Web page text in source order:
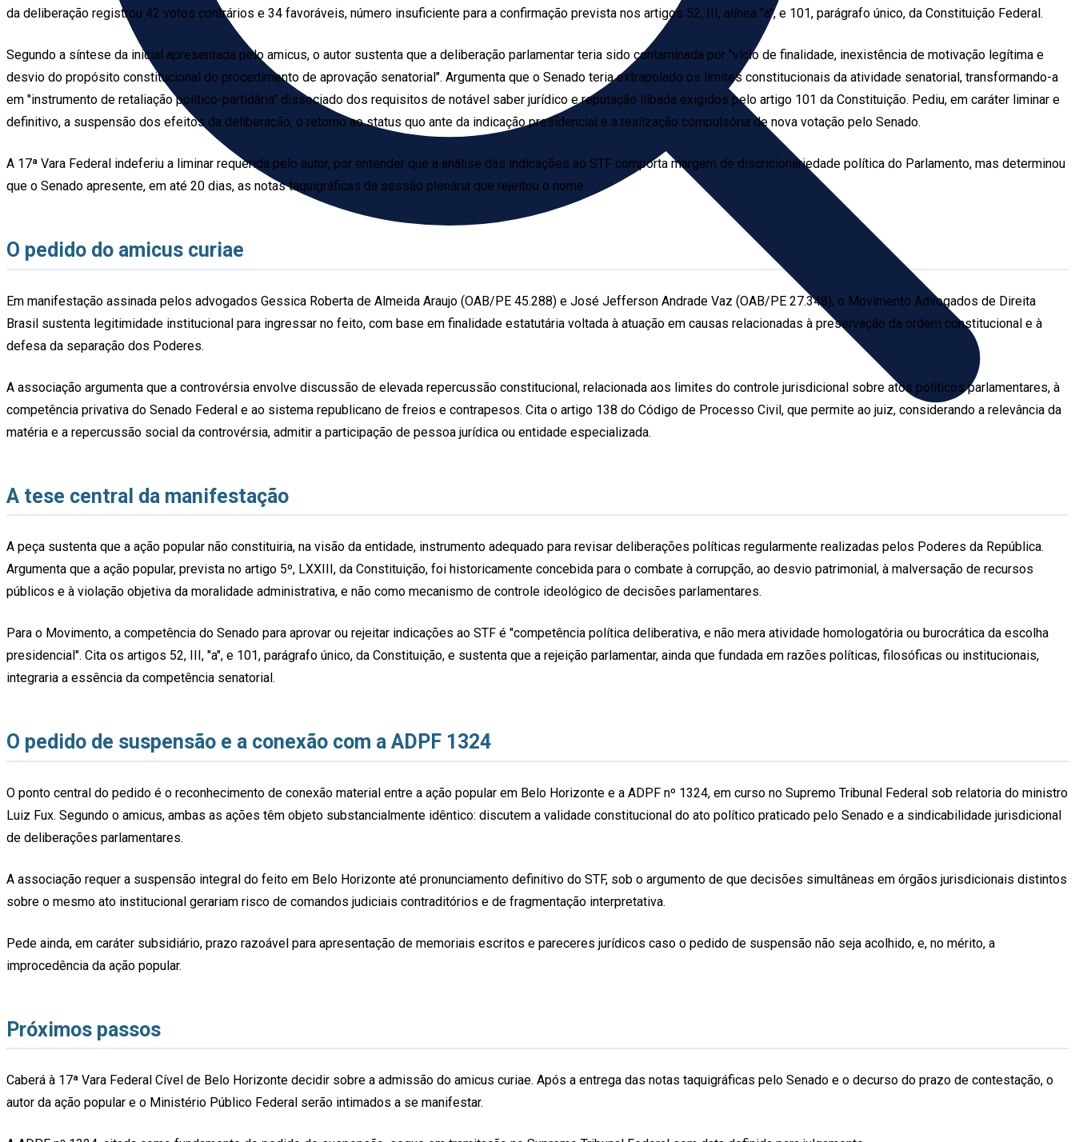
da deliberação registrou 42 votos contrários e 34 favoráveis, número insuficiente para a confirmação prevista nos artigos 52, III, alínea "a", e 101, parágrafo único, da Constituição Federal.
Segundo a síntese da inicial apresentada pelo amicus, o autor sustenta que a deliberação parlamentar teria sido contaminada por "vício de finalidade, inexistência de motivação legítima e
desvio do propósito constitucional do procedimento de aprovação senatorial". Argumenta que o Senado teria extrapolado os limites constitucionais da atividade senatorial, transformando-a
em "instrumento de retaliação político-partidária" dissociado dos requisitos de notável saber jurídico e reputação ilibada exigidos pelo artigo 101 da Constituição. Pediu, em caráter liminar e
definitivo, a suspensão dos efeitos da deliberação, o retorno ao status quo ante da indicação presidencial e a realização compulsória de nova votação pelo Senado.
A 17ª Vara Federal indeferiu a liminar requerida pelo autor, por entender que a análise das indicações ao STF comporta margem de discricionariedade política do Parlamento, mas determinou
que o Senado apresente, em até 20 dias, as notas taquigráficas da sessão plenária que rejeitou o nome.
O pedido do amicus curiae
Em manifestação assinada pelos advogados Gessica Roberta de Almeida Araujo (OAB/PE 45.288) e José Jefferson Andrade Vaz (OAB/PE 27.348), o Movimento Advogados de Direita
Brasil sustenta legitimidade institucional para ingressar no feito, com base em finalidade estatutária voltada à atuação em causas relacionadas à preservação da ordem constitucional e à
defesa da separação dos Poderes.
A associação argumenta que a controvérsia envolve discussão de elevada repercussão constitucional, relacionada aos limites do controle jurisdicional sobre atos políticos parlamentares, à
competência privativa do Senado Federal e ao sistema republicano de freios e contrapesos. Cita o artigo 138 do Código de Processo Civil, que permite ao juiz, considerando a relevância da
matéria e a repercussão social da controvérsia, admitir a participação de pessoa jurídica ou entidade especializada.
A tese central da manifestação
A peça sustenta que a ação popular não constituiria, na visão da entidade, instrumento adequado para revisar deliberações políticas regularmente realizadas pelos Poderes da República.
Argumenta que a ação popular, prevista no artigo 5º, LXXIII, da Constituição, foi historicamente concebida para o combate à corrupção, ao desvio patrimonial, à malversação de recursos
públicos e à violação objetiva da moralidade administrativa, e não como mecanismo de controle ideológico de decisões parlamentares.
Para o Movimento, a competência do Senado para aprovar ou rejeitar indicações ao STF é "competência política deliberativa, e não mera atividade homologatória ou burocrática da escolha
presidencial". Cita os artigos 52, III, "a", e 101, parágrafo único, da Constituição, e sustenta que a rejeição parlamentar, ainda que fundada em razões políticas, filosóficas ou institucionais,
integraria a essência da competência senatorial.
O pedido de suspensão e a conexão com a ADPF 1324
O ponto central do pedido é o reconhecimento de conexão material entre a ação popular em Belo Horizonte e a ADPF nº 1324, em curso no Supremo Tribunal Federal sob relatoria do ministro
Luiz Fux. Segundo o amicus, ambas as ações têm objeto substancialmente idêntico: discutem a validade constitucional do ato político praticado pelo Senado e a sindicabilidade jurisdicional
de deliberações parlamentares.
A associação requer a suspensão integral do feito em Belo Horizonte até pronunciamento definitivo do STF, sob o argumento de que decisões simultâneas em órgãos jurisdicionais distintos
sobre o mesmo ato institucional gerariam risco de comandos judiciais contraditórios e de fragmentação interpretativa.
Pede ainda, em caráter subsidiário, prazo razoável para apresentação de memoriais escritos e pareceres jurídicos caso o pedido de suspensão não seja acolhido, e, no mérito, a
improcedência da ação popular.
Próximos passos
Caberá à 17ª Vara Federal Cível de Belo Horizonte decidir sobre a admissão do amicus curiae. Após a entrega das notas taquigráficas pelo Senado e o decurso do prazo de contestação, o
autor da ação popular e o Ministério Público Federal serão intimados a se manifestar.